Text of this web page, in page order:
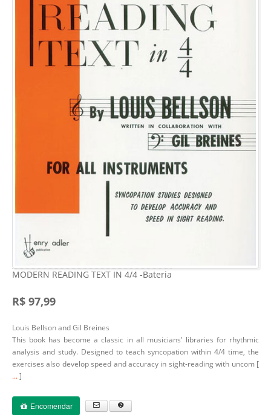
MODERN READING TEXT IN 4/4 -Bateria
R$ 97,99
Louis Bellson and Gil Breines
This book has become a classic in all musicians' libraries for rhythmic
analysis and study. Designed to teach syncopation within 4/4 time, the
exercises also develop speed and accuracy in sight-reading with uncom [
...]
Encomendar